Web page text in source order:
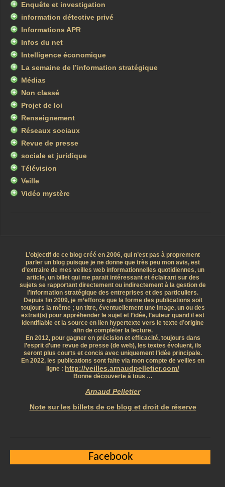
Enquête et investigation
information détective privé
Informations APR
Infos du net
Intelligence économique
La semaine de l’information stratégique
Médias
Non classé
Projet de loi
Renseignement
Réseaux sociaux
Revue de presse
sociale et juridique
Télévision
Veille
Vidéo mystère
L’objectif de ce blog créé en 2006, qui n’est pas à proprement
parler un blog puisque je ne donne que très peu mon avis, est
d’extraire de mes veilles web informationnelles quotidiennes, un
article, un billet qui me parait intéressant et éclairant sur des
sujets se rapportant directement ou indirectement à la gestion de
l’information stratégique des entreprises et des particuliers.
Depuis fin 2009, je m’efforce que la forme des publications soit
toujours la même ; un titre, éventuellement une image, un ou des
extrait(s) pour appréhender le sujet et l’idée, l’auteur quand il est
identifiable et la source en lien hypertexte vers le texte d’origine
afin de compléter la lecture.
En 2012, pour gagner en précision et efficacité, toujours dans
l’esprit d’une revue de presse (de web), les textes évoluent, ils
seront plus courts et concis avec uniquement l’idée principale.
En 2022, les publications sont faite via mon compte de veilles en
ligne : http://veilles.arnaudpelletier.com/
Bonne découverte à tous …
Arnaud Pelletier
Note sur les billets de ce blog et droit de réserve
Facebook